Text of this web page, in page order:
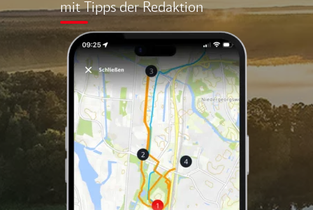
mit Tipps der Redaktion